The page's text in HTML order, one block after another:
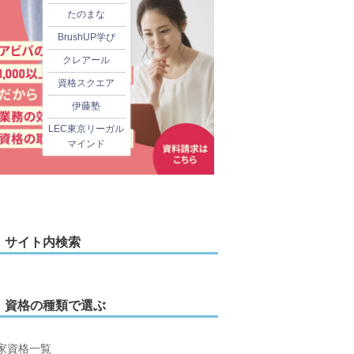
たのまな
BrushUP学び
クレアール
資格スクエア
伊藤塾
LEC東京リーガル
マインド
サイト内検索
資格の種類で選ぶ
資格一覧